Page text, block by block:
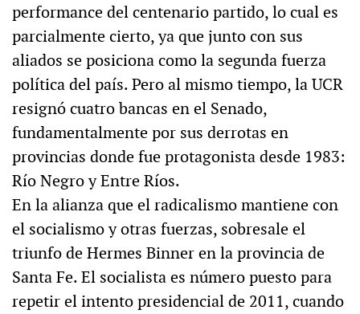
performance del centenario partido, lo cual es
parcialmente cierto, ya que junto con sus
aliados se posiciona como la segunda fuerza
política del país. Pero al mismo tiempo, la UCR
resignó cuatro bancas en el Senado,
fundamentalmente por sus derrotas en
provincias donde fue protagonista desde 1983:
Río Negro y Entre Ríos.
En la alianza que el radicalismo mantiene con
el socialismo y otras fuerzas, sobresale el
triunfo de Hermes Binner en la provincia de
Santa Fe. El socialista es número puesto para
repetir el intento presidencial de 2011, cuando